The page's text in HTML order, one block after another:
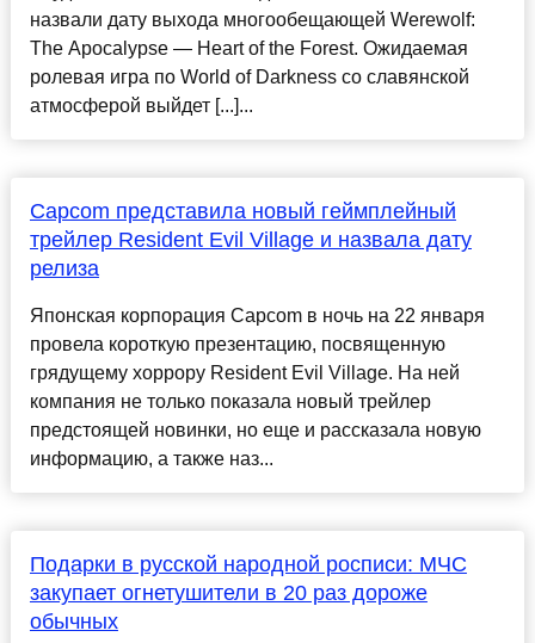
назвали дату выхода многообещающей Werewolf:
The Apocalypse — Heart of the Forest. Ожидаемая
ролевая игра по World of Darkness со славянской
атмосферой выйдет [...]...
Capcom представила новый геймплейный
трейлер Resident Evil Village и назвала дату
релиза
Японская корпорация Capcom в ночь на 22 января
провела короткую презентацию, посвященную
грядущему хоррору Resident Evil Village. На ней
компания не только показала новый трейлер
предстоящей новинки, но еще и рассказала новую
информацию, а также наз...
Подарки в русской народной росписи: МЧС
закупает огнетушители в 20 раз дороже
обычных